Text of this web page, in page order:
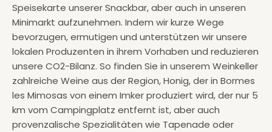
Speisekarte unserer Snackbar, aber auch in unseren
Minimarkt aufzunehmen. Indem wir kurze Wege
bevorzugen, ermutigen und unterstützen wir unsere
lokalen Produzenten in ihrem Vorhaben und reduzieren
unsere CO2-Bilanz. So finden Sie in unserem Weinkeller
zahlreiche Weine aus der Region, Honig, der in Bormes
les Mimosas von einem Imker produziert wird, der nur 5
km vom Campingplatz entfernt ist, aber auch
provenzalische Spezialitäten wie Tapenade oder